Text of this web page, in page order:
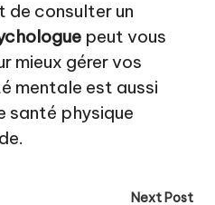
de consulter un
peut vous
mieux gérer vos
mentale est aussi
santé physique
Next Post